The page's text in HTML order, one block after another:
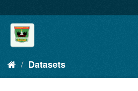
to
content
Datasets